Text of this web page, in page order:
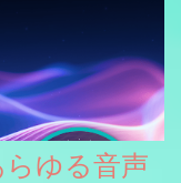
らゆる音声